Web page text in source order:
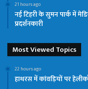
21 hours ago
नई टिहरी के सुमन पार्क में
प्रदर्शनकारी
Most Viewed Topics
22 hours ago
हाथरस में कांवड़ियों पर